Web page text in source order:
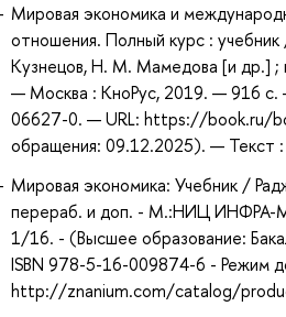
Мировая экономика и
отношения. Полный курс :
Кузнецов, Н. М. Мамедова [и др.] ;
— Москва : КноРус, 2019. — 916 с.
06627-0. — URL: https://book.ru/
обращения: 09.12.2025). — Текст
Мировая экономика: Учебник /
перераб. и доп. - М.:НИЦ ИНФРА-
1/16. - (Высшее образование:
ISBN 978-5-16-009874-6 - Режим
http://znanium.com/catalog/